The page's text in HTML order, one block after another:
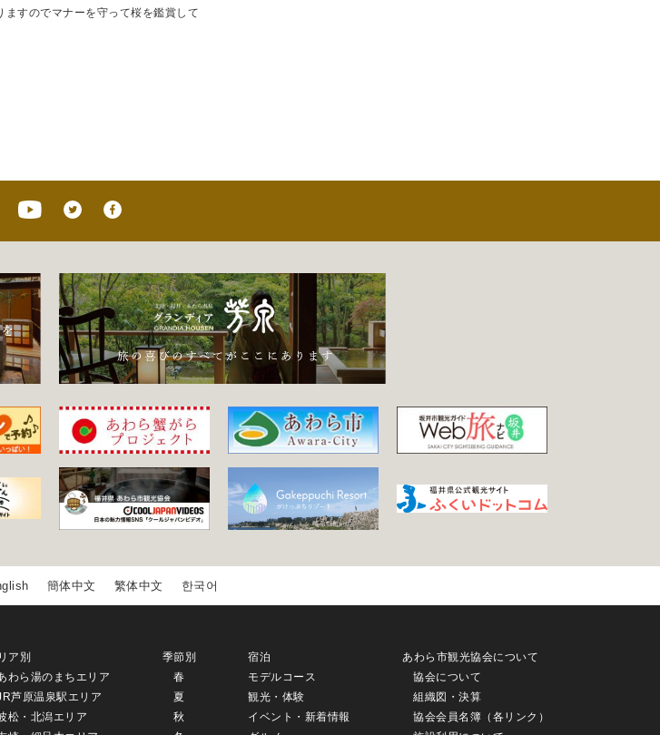
すのでマナーを守って桜を鑑賞して
簡体中文 繁体中文 한국어
ア別
わら湯のまちエリア
芦原温泉駅エリア
松・北潟エリア
季節別
春
夏
秋
宿泊
モデルコース
観光・体験
イベント・新着情報
あわら市観光協会について
協会について
組織図・決算
協会会員名簿（各リンク）